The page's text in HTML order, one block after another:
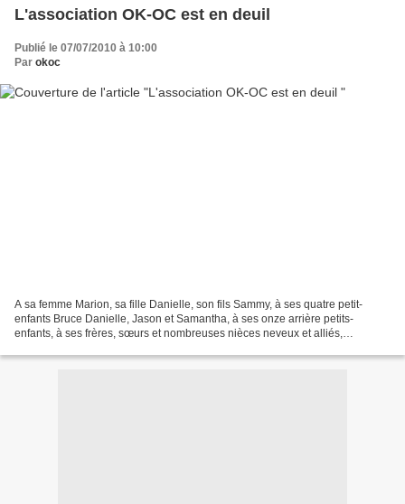
L'association OK-OC est en deuil
Publié le 07/07/2010 à 10:00
Par okoc
A sa femme Marion, sa fille Danielle, son fils Sammy, à ses quatre petit-
enfants Bruce Danielle, Jason et Samantha, à ses onze arrière petits-
enfants, à ses frères, sœurs et nombreuses nièces neveux et alliés,